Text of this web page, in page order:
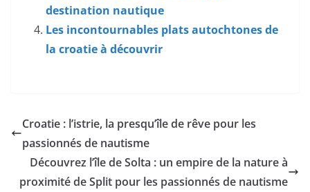
destination nautique
Les incontournables plats autochtones de
la croatie à découvrir
Croatie : l’istrie, la presqu’île de rêve pour les
passionnés de nautisme
Découvrez l’île de Solta : un empire de la nature à
proximité de Split pour les passionnés de nautisme